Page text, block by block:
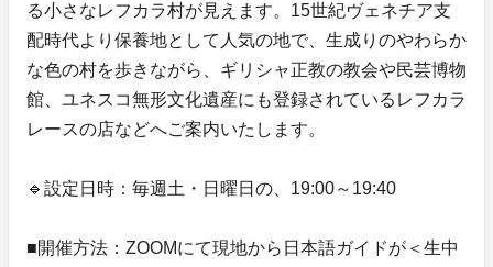
る小さなレフカラ村が見えます。15世紀ヴェネチア支
配時代より保養地として人気の地で、生成りのやわらか
な色の村を歩きながら、ギリシャ正教の教会や民芸博物
館、ユネスコ無形文化遺産にも登録されているレフカラ
レースの店などへご案内いたします。
🔹設定日時：毎週土・日曜日の、19:00～19:40
■開催方法：ZOOMにて現地から日本語ガイドが＜生中